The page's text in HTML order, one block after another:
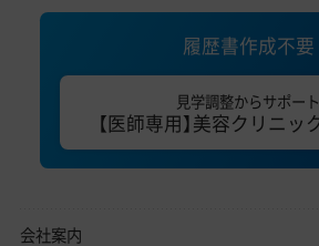
履歴書作成不要
見学調整からサポート
【医師専用】美容クリニッ
会社案内